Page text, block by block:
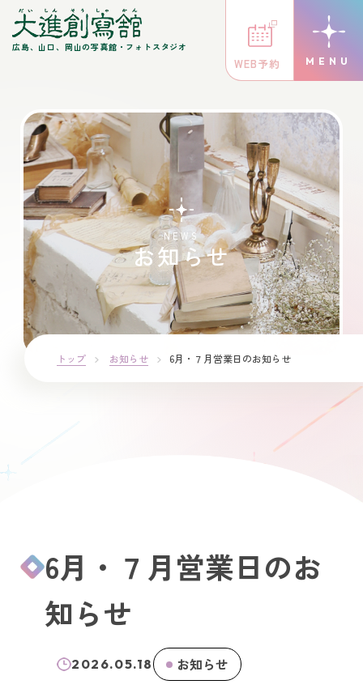
広島、山口、岡山の写真館・フォトスタジオ
WEB予約
NEWS
お知らせ
トップ お知らせ 6月・７月営業日のお知らせ
6月・７月営業日のお
知らせ
2026.05.18 お知らせ